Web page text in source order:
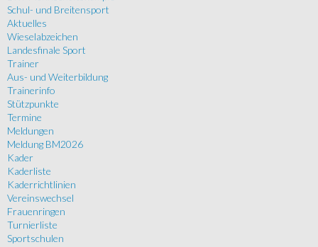
Schul- und Breitensport
Aktuelles
Wieselabzeichen
Landesfinale Sport
Trainer
Aus- und Weiterbildung
Trainerinfo
Stützpunkte
Termine
Meldungen
Meldung BM2026
Kader
Kaderliste
Kaderrichtlinien
Vereinswechsel
Frauenringen
Turnierliste
Sportschulen